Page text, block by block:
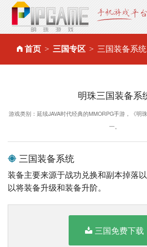
首页 三国专区 三国装备系统
明珠三国装备系
游戏类别：延续JAVA时代经典的MMORPG手游，《明
一。
三国装备系统
装备主要来源于战功兑换和副本掉落
以将装备升级和装备升阶。
三国免费下载